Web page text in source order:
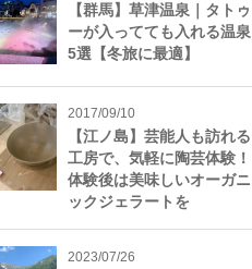
【群馬】草津温泉｜タトゥ
ーが入ってても入れる温泉
5選【冬旅に最適】
2017/09/10
【江ノ島】芸能人も訪れる
工房で、気軽に陶芸体験！
体験後は美味しいオーガニ
ックジェラートを
2023/07/26